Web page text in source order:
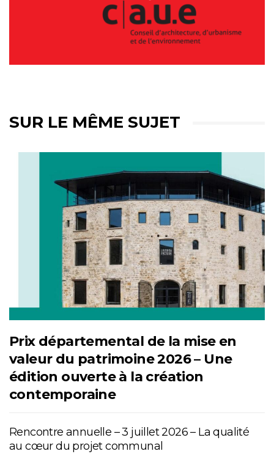
SUR LE MÊME SUJET
Prix départemental de la mise en
valeur du patrimoine 2026 – Une
édition ouverte à la création
contemporaine
Rencontre annuelle – 3 juillet 2026 – La qualité
au cœur du projet communal